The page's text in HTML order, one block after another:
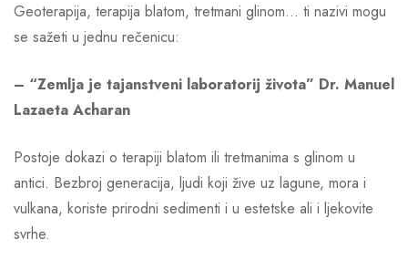
Geoterapija, terapija blatom, tretmani glinom… ti nazivi mogu
se sažeti u jednu rečenicu:
– “Zemlja je tajanstveni laboratorij života” Dr. Manuel
Lazaeta Acharan
Postoje dokazi o terapiji blatom ili tretmanima s glinom u
antici. Bezbroj generacija, ljudi koji žive uz lagune, mora i
vulkana, koriste prirodni sedimenti i u estetske ali i ljekovite
svrhe.